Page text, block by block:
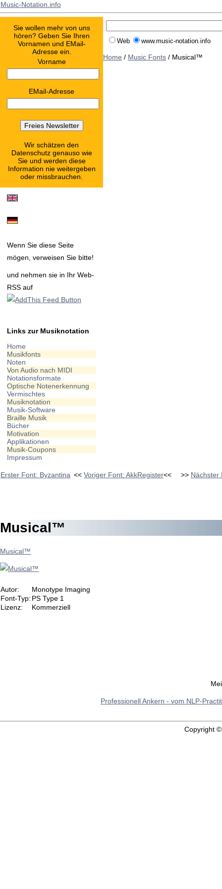
Music-Notation.info
Sie wollen mehr von uns
hören? Geben Sie Ihren
Vornamen und EMail-
Adresse ein.
Vorname
EMail-Adresse
Wir schätzen den
Datenschutz genauso wie
Sie und werden diese
Information nie weitergeben
oder missbrauchen.
Wenn Sie diese Seite
mögen, verweisen Sie bitte!
und nehmen sie in Ihr Web-
RSS auf
Links zur Musiknotation
Home
Musikfonts
Noten
Von Audio nach MIDI
Notationsformate
Optische Notenerkennung
Vermischtes
Musiknotation
Musik-Software
Braille Musik
Bücher
Motivation
Applikationen
Musik-Coupons
Impressum
Web www.music-notation.info
Home / Music Fonts / Musical™
Erster Font: Byzantina << Voriger Font: AkkRegister<< >>
Musical™
Musical™
Autor:
Monotype Imaging
Font-Typ: PS Type 1
Lizenz:
Kommerziell
Professionell Ankern - vom NLP-
Copyright